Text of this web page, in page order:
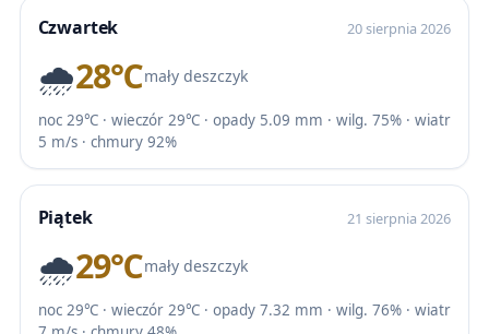
Czwartek 20 sierpnia 2026
🌧️28℃mały deszczyk
noc 29℃ · wieczór 29℃ · opady 5.09 mm · wilg. 75% · wiatr
5 m/s · chmury 92%
Piątek 21 sierpnia 2026
🌧️29℃mały deszczyk
noc 29℃ · wieczór 29℃ · opady 7.32 mm · wilg. 76% · wiatr